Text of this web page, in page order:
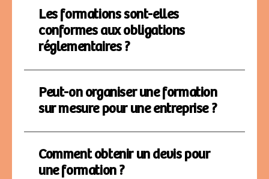
Les formations sont-elles
conformes aux obligations
réglementaires ?
Peut-on organiser une formation
sur mesure pour une entreprise ?
Comment obtenir un devis pour
une formation ?